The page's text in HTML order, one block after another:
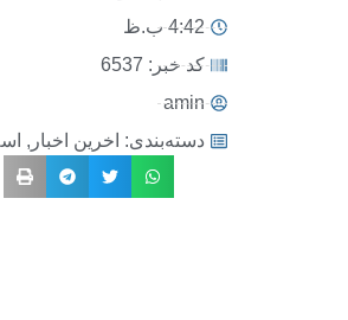
4:42 ب.ظ
کد خبر: 6537
amin
دسته‌بندی: اخرین اخبار ,